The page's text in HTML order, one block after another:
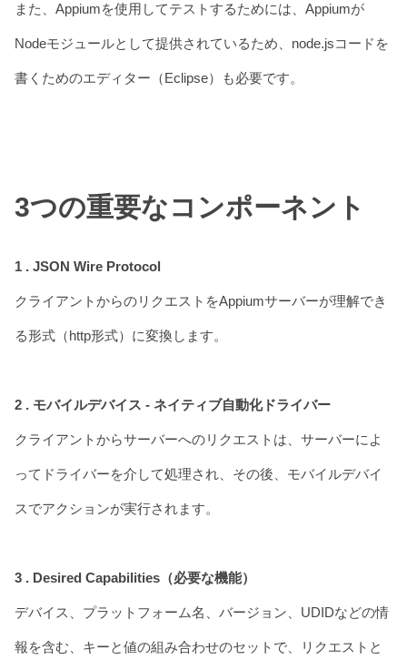
また、Appiumを使用してテストするためには、Appiumが
Nodeモジュールとして提供されているため、node.jsコードを
書くためのエディター（Eclipse）も必要です。
3つの重要なコンポーネント
1 . JSON Wire Protocol
クライアントからのリクエストをAppiumサーバーが理解でき
る形式（http形式）に変換します。
2 . モバイルデバイス - ネイティブ自動化ドライバー
クライアントからサーバーへのリクエストは、サーバーによ
ってドライバーを介して処理され、その後、モバイルデバイ
スでアクションが実行されます。
3 . Desired Capabilities（必要な機能）
デバイス、プラットフォーム名、バージョン、UDIDなどの情
報を含む、キーと値の組み合わせのセットで、リクエストと